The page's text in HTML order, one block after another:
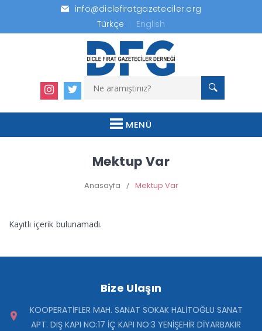
info@diclefiratgazeteciler.org
Türkçe
English
MENÜ
Mektup Var
Anasayfa / Mektup Var
Kayıtlı içerik bulunamadı.
Bize Ulaşın
KOOPERATİFLER MAH. SANAT SOKAK HALİTOĞLU SANAT
APT. DIŞ KAPI NO:17 İÇ KAPI NO:3 YENİŞEHİR DİYARBAKIR